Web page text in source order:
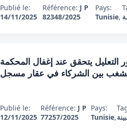
Publié le:
14/11/2025
Référence: J P
82348/2025
Pays:
Tunisie,
77257 بتاريخ 12 نوفمبر 2025 : قصور التعليل يتحقق عند إغفال المحكمة
الشغب بين الشركاء في عقار مسجل
Publié le:
12/11/2025
Référence: J P
77257/2025
Pays:
Tunisie,